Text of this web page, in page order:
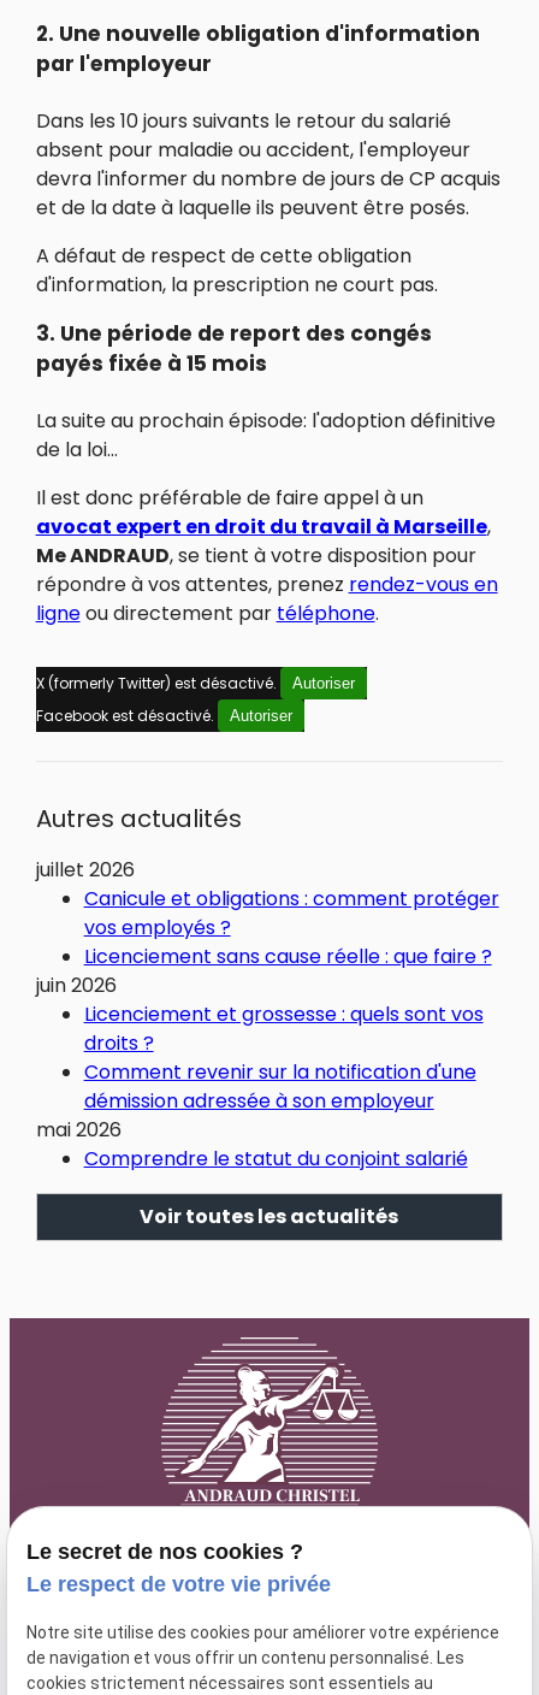
2. Une nouvelle obligation d'information
par l'employeur
Dans les 10 jours suivants le retour du salarié
absent pour maladie ou accident, l'employeur
devra l'informer du nombre de jours de CP acquis
et de la date à laquelle ils peuvent être posés.
A défaut de respect de cette obligation
d'information, la prescription ne court pas.
3. Une période de report des congés
payés fixée à 15 mois
La suite au prochain épisode: l'adoption définitive
de la loi…
Il est donc préférable de faire appel à un
avocat expert en droit du travail à Marseille,
Me ANDRAUD, se tient à votre disposition pour
répondre à vos attentes, prenez rendez-vous en
ligneou directement par téléphone.
X (formerly Twitter) est désactivé. Autoriser
Facebook est désactivé. Autoriser
Autres actualités
juillet 2026
Canicule et obligations : comment protéger
vos employés ?
Licenciement sans cause réelle : que faire ?
juin 2026
Licenciement et grossesse : quels sont vos
droits ?
Comment revenir sur la notification d'une
démission adressée à son employeur
mai 2026
Comprendre le statut du conjoint salarié
Voir toutes les actualités
04 84 89 15 87
63 rue Paradis
13006 MARSEILLE
lundi au
vendredi : 9h
Le secret de nos cookies ?
Le respect de votre vie privée
Notre site utilise des cookies pour améliorer votre expérience
de navigation et vous offrir un contenu personnalisé. Les
cookies strictement nécessaires sont essentiels au